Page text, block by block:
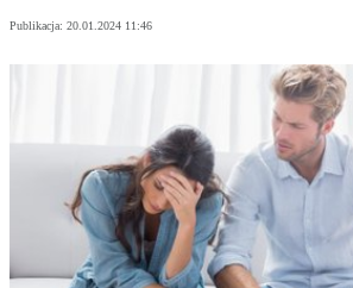
Publikacja: 20.01.2024 11:46